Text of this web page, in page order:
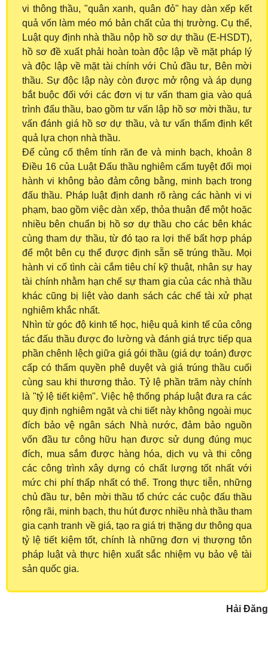
vi thông thầu, "quân xanh, quân đỏ" hay dàn xếp kết
quả vốn làm méo mó bản chất của thị trường. Cụ thể,
Luật quy định nhà thầu nộp hồ sơ dự thầu (E-HSDT),
hồ sơ đề xuất phải hoàn toàn độc lập về mặt pháp lý
và độc lập về mặt tài chính với Chủ đầu tư, Bên mời
thầu. Sự độc lập này còn được mở rộng và áp dụng
bắt buộc đối với các đơn vị tư vấn tham gia vào quá
trình đấu thầu, bao gồm tư vấn lập hồ sơ mời thầu, tư
vấn đánh giá hồ sơ dự thầu, và tư vấn thẩm định kết
quả lựa chọn nhà thầu.
Để củng cố thêm tính răn đe và minh bạch, khoản 8
Điều 16 của Luật Đấu thầu nghiêm cấm tuyệt đối mọi
hành vi không bảo đảm công bằng, minh bạch trong
đấu thầu. Pháp luật định danh rõ ràng các hành vi vi
phạm, bao gồm việc dàn xếp, thỏa thuận để một hoặc
nhiều bên chuẩn bị hồ sơ dự thầu cho các bên khác
cùng tham dự thầu, từ đó tạo ra lợi thế bất hợp pháp
để một bên cụ thể được định sẵn sẽ trúng thầu. Mọi
hành vi cố tình cài cắm tiêu chí kỹ thuật, nhân sự hay
tài chính nhằm hạn chế sự tham gia của các nhà thầu
khác cũng bị liệt vào danh sách các chế tài xử phạt
nghiêm khắc nhất.
Nhìn từ góc độ kinh tế học, hiệu quả kinh tế của công
tác đấu thầu được đo lường và đánh giá trực tiếp qua
phần chênh lệch giữa giá gói thầu (giá dự toán) được
cấp có thẩm quyền phê duyệt và giá trúng thầu cuối
cùng sau khi thương thảo. Tỷ lệ phần trăm này chính
là "tỷ lệ tiết kiệm". Việc hệ thống pháp luật đưa ra các
quy định nghiêm ngặt và chi tiết này không ngoài mục
đích bảo vệ ngân sách Nhà nước, đảm bảo nguồn
vốn đầu tư công hữu hạn được sử dụng đúng mục
đích, mua sắm được hàng hóa, dịch vụ và thi công
các công trình xây dựng có chất lượng tốt nhất với
mức chi phí thấp nhất có thể. Trong thực tiễn, những
chủ đầu tư, bên mời thầu tổ chức các cuộc đấu thầu
rộng rãi, minh bạch, thu hút được nhiều nhà thầu tham
gia cạnh tranh về giá, tạo ra giá trị thặng dư thông qua
tỷ lệ tiết kiệm tốt, chính là những đơn vị thượng tôn
pháp luật và thực hiện xuất sắc nhiệm vụ bảo vệ tài
sản quốc gia.
Hải Đăng